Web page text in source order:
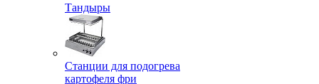
Тандыры
Станции для подогрева
картофеля фри